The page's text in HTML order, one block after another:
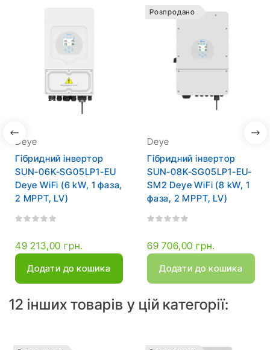
Deye
Гібридний інвертор
SUN-06K-SG05LP1-EU
Deye WiFi (6 kW, 1 фаза,
2 MPPT, LV)
49 213,00 грн.
Додати до кошика
Розпродано
Deye
Гібридний інвертор
SUN-08K-SG05LP1-EU-
SM2 Deye WiFi (8 kW, 1
фаза, 2 MPPT, LV)
69 706,00 грн.
Додати до кошика
12 інших товарів у цій категорії: